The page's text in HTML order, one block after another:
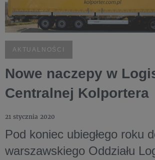
AKTUALNOŚCI
Nowe naczepy w
Centralnej Kolportera
21 stycznia 2020
Pod koniec ubiegłego roku
warszawskiego Oddziału